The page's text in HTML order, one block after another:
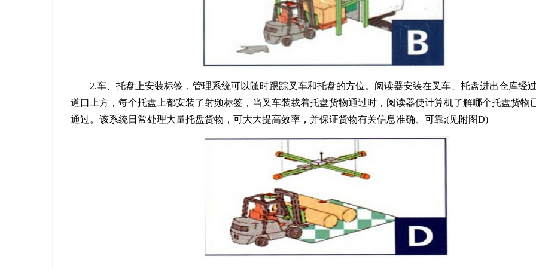
2.车、托盘上安装标签，管理系统可以随时跟踪叉车和托盘的方位。阅读器安装在叉车、托盘进出仓库经
道口上方，每个托盘上都安装了射频标签，当叉车装载着托盘货物通过时，阅读器使计算机了解哪个托盘货物
通过。该系统日常处理大量托盘货物，可大大提高效率，并保证货物有关信息准确、可靠;(见附图D)